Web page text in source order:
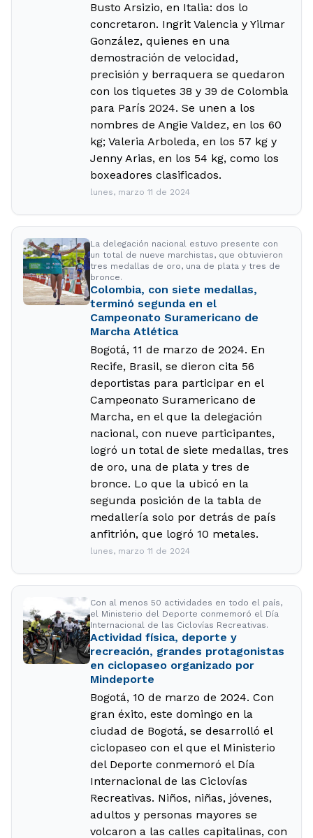
Busto Arsizio, en Italia: dos lo
concretaron. Ingrit Valencia y Yilmar
González, quienes en una
demostración de velocidad,
precisión y berraquera se quedaron
con los tiquetes 38 y 39 de Colombia
para París 2024. Se unen a los
nombres de Angie Valdez, en los 60
kg; Valeria Arboleda, en los 57 kg y
Jenny Arias, en los 54 kg, como los
boxeadores clasificados.
lunes, marzo 11 de 2024
La delegación nacional estuvo presente con
un total de nueve marchistas, que obtuvieron
tres medallas de oro, una de plata y tres de
bronce.
Colombia, con siete medallas,
terminó segunda en el
Campeonato Suramericano de
Marcha Atlética
Bogotá, 11 de marzo de 2024. En
Recife, Brasil, se dieron cita 56
deportistas para participar en el
Campeonato Suramericano de
Marcha, en el que la delegación
nacional, con nueve participantes,
logró un total de siete medallas, tres
de oro, una de plata y tres de
bronce. Lo que la ubicó en la
segunda posición de la tabla de
medallería solo por detrás de país
anfitrión, que logró 10 metales.
lunes, marzo 11 de 2024
Con al menos 50 actividades en todo el país,
el Ministerio del Deporte conmemoró el Día
Internacional de las Ciclovías Recreativas.
Actividad física, deporte y
recreación, grandes protagonistas
en ciclopaseo organizado por
Mindeporte
Bogotá, 10 de marzo de 2024. Con
gran éxito, este domingo en la
ciudad de Bogotá, se desarrolló el
ciclopaseo con el que el Ministerio
del Deporte conmemoró el Día
Internacional de las Ciclovías
Recreativas. Niños, niñas, jóvenes,
adultos y personas mayores se
volcaron a las calles capitalinas, con